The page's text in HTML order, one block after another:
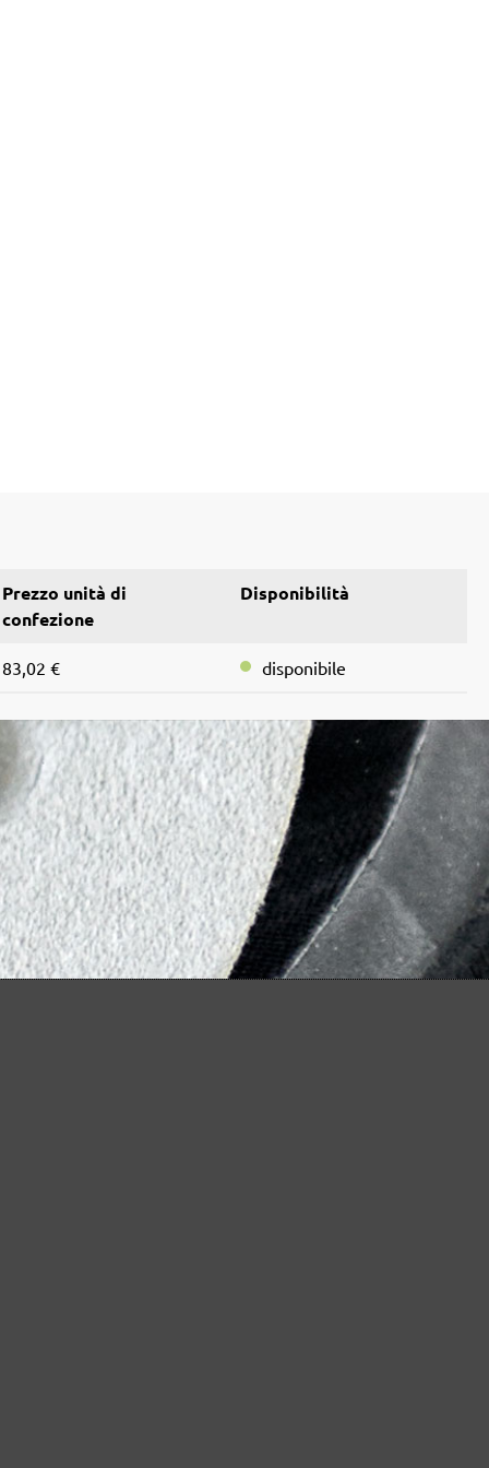
Prezzo unità di
confezione
Disponibilità
83,02 € disponibile